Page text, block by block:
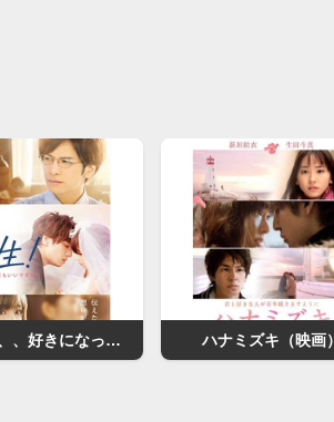
先生！ 、、、好きになってもいいですか？ ハナミズキ（映画）